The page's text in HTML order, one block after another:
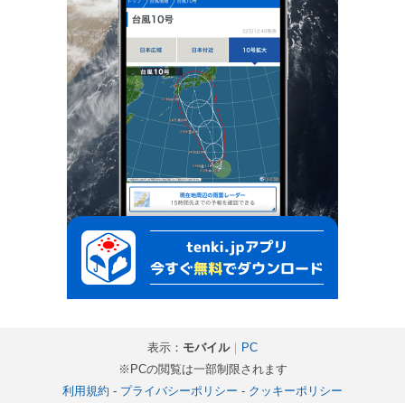
表示： モバイル｜ PC
※PCの閲覧は一部制限されます
利用規約 - プライバシーポリシー - クッキーポリシー